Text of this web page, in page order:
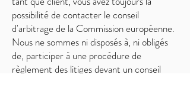
possibilité de contacter le conseil
d'arbitrage de la Commission européenne.
Nous ne sommes ni disposés à, ni obligés
de, participer à une procédure de
règlement des litiges devant un conseil